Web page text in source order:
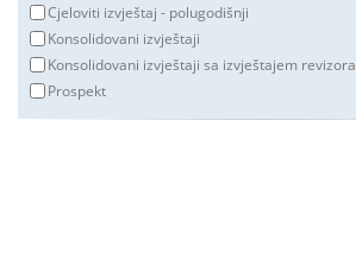
Cjeloviti izvještaj - polugodišnji
Konsolidovani izvještaji
Konsolidovani izvještaji sa izvještajem revizora
Prospekt